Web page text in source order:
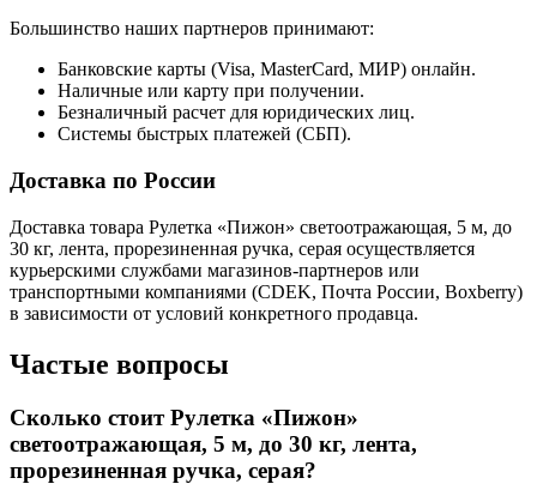
Большинство наших партнеров принимают:
Банковские карты (Visa, MasterCard, МИР) онлайн.
Наличные или карту при получении.
Безналичный расчет для юридических лиц.
Системы быстрых платежей (СБП).
Доставка по России
Доставка товара Рулетка «Пижон» светоотражающая, 5 м, до
30 кг, лента, прорезиненная ручка, серая осуществляется
курьерскими службами магазинов-партнеров или
транспортными компаниями (CDEK, Почта России, Boxberry)
в зависимости от условий конкретного продавца.
Частые вопросы
Сколько стоит Рулетка «Пижон»
светоотражающая, 5 м, до 30 кг, лента,
прорезиненная ручка, серая?